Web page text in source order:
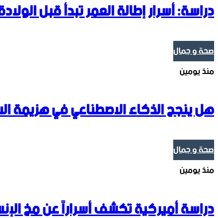
دراسة: أسرار إطالة العمر تبدأ قبل
صحة و جمال
منذ يومين
هل ينجح الذكاء الاصطناعي في هزيمة
صحة و جمال
منذ يومين
دراسة أميركية تكشف أسراراً عن مخ